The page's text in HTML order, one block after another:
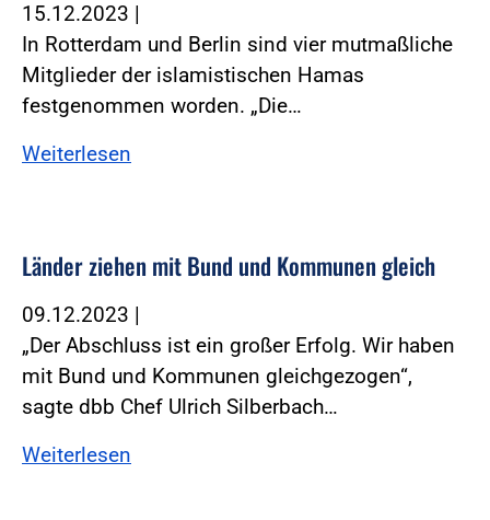
15.12.2023 |
In Rotterdam und Berlin sind vier mutmaßliche
Mitglieder der islamistischen Hamas
festgenommen worden. „Die…
Weiterlesen
Länder ziehen mit Bund und Kommunen gleich
09.12.2023 |
„Der Abschluss ist ein großer Erfolg. Wir haben
mit Bund und Kommunen gleichgezogen“,
sagte dbb Chef Ulrich Silberbach…
Weiterlesen